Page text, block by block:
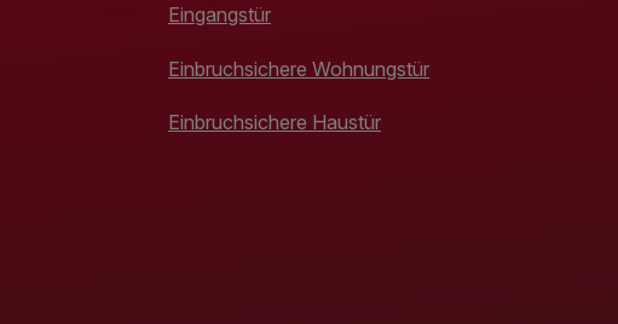
Eingangstür
Einbruchsichere Wohnungstür
Einbruchsichere Haustür